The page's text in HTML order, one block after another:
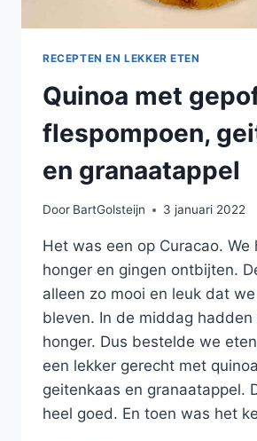
RECEPTEN EN LEKKER ETEN
Quinoa met
flespompoen,
en granaatappel
Door BartGolsteijn 3 januari 2022
Het was een op Curacao. We
honger en gingen ontbijten.
alleen zo mooi en leuk dat
bleven. In de middag
honger. Dus bestelde we
een lekker gerecht met
geitenkaas en granaatappel.
heel goed. En toen was het